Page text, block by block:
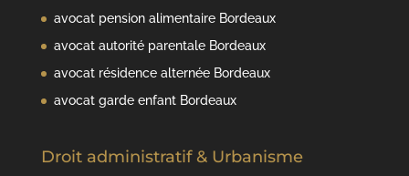
avocat pension alimentaire Bordeaux
avocat autorité parentale Bordeaux
avocat résidence alternée Bordeaux
avocat garde enfant Bordeaux
Droit administratif & Urbanisme